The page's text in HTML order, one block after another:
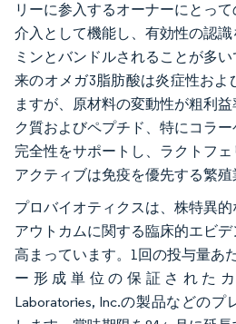
リーに参入するオーナーにとっ
介入として機能し、有効性の認
ミンとバンドルされることが多
来のオメガ3脂肪酸は炎症性およ
ますが、原材料の変動性が粗利
ク質およびペプチド、特にコラ
完全性をサポートし、ラクトフ
アクティブは免疫を優先する繁殖
プロバイオティクスは、株特異
アウトカムに関する臨床的エビ
高まっています。1回の投与量あ
ー形成単位の保証されたカ
Laboratories, Inc.の製品などの